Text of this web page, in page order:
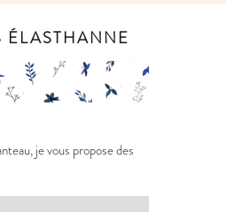
ÉLASTHANNE
je vous propose des